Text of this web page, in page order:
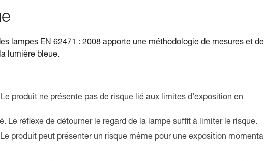
lampes EN 62471 : 2008 apporte une méthodologie de mesures et de
lumière bleue.
produit ne présente pas de risque lié aux limites d’exposition en
Le réflexe de détourner le regard de la lampe suffit à limiter le risque.
produit peut présenter un risque même pour une exposition